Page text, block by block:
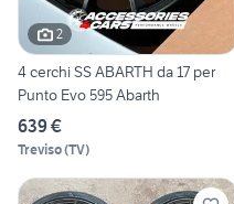
2
4 cerchi SS ABARTH da 17 per
Punto Evo 595 Abarth
639 €
Treviso(TV)